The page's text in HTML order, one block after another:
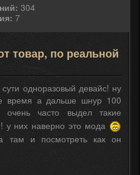
304
7
товар, по реальной
одноразовый девайс! ну
время а дальше шнур 100
часто выдел такие
у них наверно это мода
там и посмотреть как он